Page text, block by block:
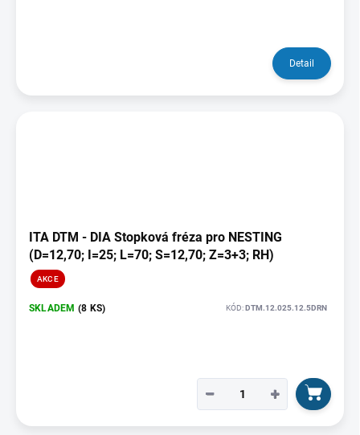
Detail
ITA DTM - DIA Stopková fréza pro NESTING
(D=12,70; I=25; L=70; S=12,70; Z=3+3; RH)
AKCE
SKLADEM (8 KS) KÓD:DTM.12.025.12.5DRN
+
−